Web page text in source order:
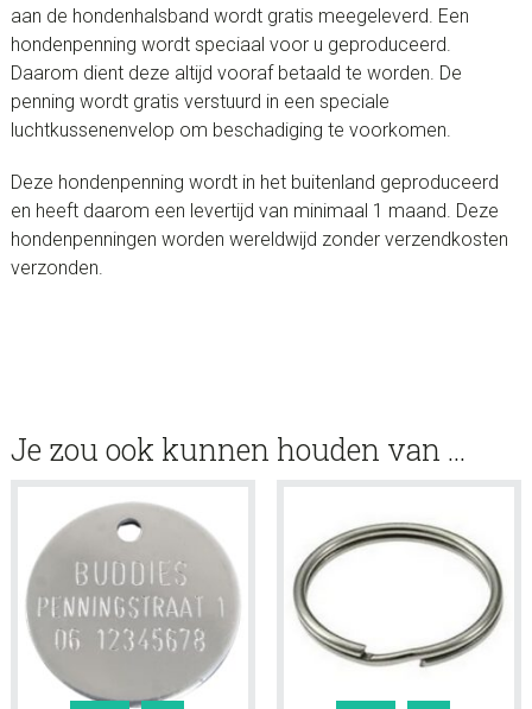
aan de hondenhalsband wordt gratis meegeleverd. Een
hondenpenning wordt speciaal voor u geproduceerd.
Daarom dient deze altijd vooraf betaald te worden. De
penning wordt gratis verstuurd in een speciale
luchtkussenenvelop om beschadiging te voorkomen.
Deze hondenpenning wordt in het buitenland geproduceerd
en heeft daarom een levertijd van minimaal 1 maand. Deze
hondenpenningen worden wereldwijd zonder verzendkosten
verzonden.
Je zou ook kunnen houden van …